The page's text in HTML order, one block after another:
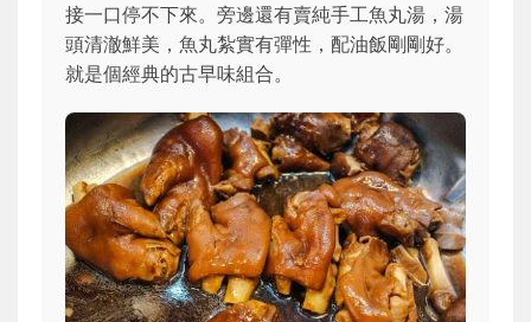
接一口停不下來。旁邊還有賣純手工魚丸湯，湯
頭清澈鮮美，魚丸紮實有彈性，配油飯剛剛好。
就是個經典的古早味組合。